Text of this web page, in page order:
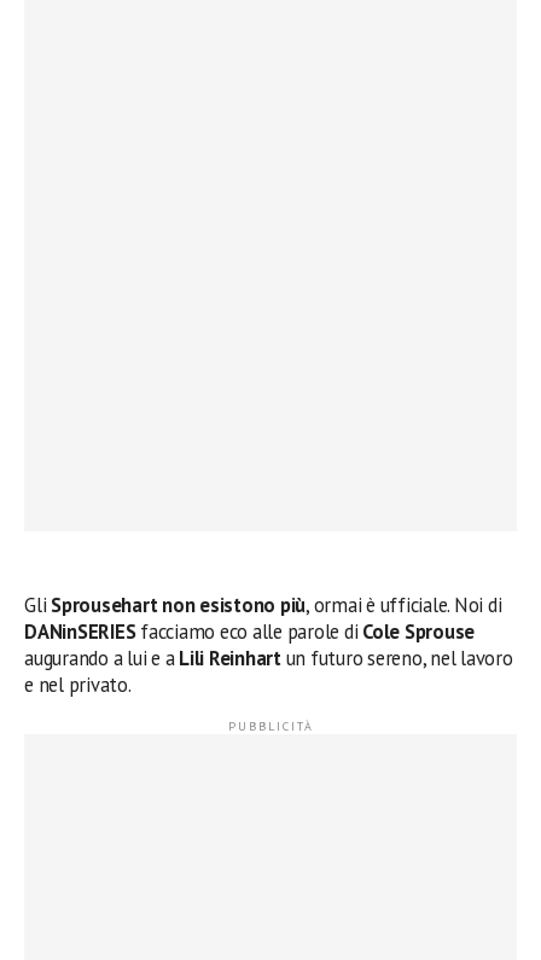
Gli Sprousehart non esistono più, ormai è ufficiale. Noi di
DANinSERIESfacciamo eco alle parole di Cole Sprouse
augurando a lui e aLili Reinhartun futuro sereno, nel lavoro
e nel privato.